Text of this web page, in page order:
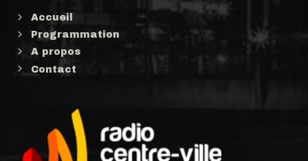
Accueil
Programmation
A propos
Contact